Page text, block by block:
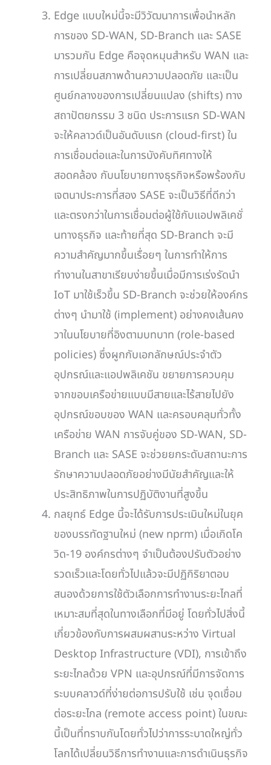
Edge แบบใหม่นี้จะมีวิวัฒนาการเพื่อนำหลัก
การของ SD-WAN, SD-Branch และ SASE
มารวมกัน Edge คือจุดหมุนสำหรับ WAN และ
การเปลี่ยนสภาพด้านความปลอดภัย และเป็น
ศูนย์กลางของการเปลี่ยนแปลง (shifts) ทาง
สถาปัตยกรรม 3 ชนิด ประการแรก SD-WAN
จะให้คลาวด์เป็นอันดับแรก (cloud-first) ใน
การเชื่อมต่อและในการบังคับทิศทางให้
สอดคล้อง กับนโยบายทางธุรกิจหรือพร้องกับ
เจตนาประการที่สอง SASE จะเป็นวิธีที่ดีกว่า
และตรงกว่าในการเชื่อมต่อผู้ใช้กับแอปพลิเคชั่
นทางธุรกิจ และท้ายที่สุด SD-Branch จะมี
ความสำคัญมากขึ้นเรื่อยๆ ในการทำให้การ
ทำงานในสาขาเรียบง่ายขึ้นเมื่อมีการเร่งรัดนำ
IoT มาใช้เร็วขึ้น SD-Branch จะช่วยให้องค์กร
ต่างๆ นำมาใช้ (implement) อย่างคงเส้นคง
วาในนโยบายที่อิงตามบทบาท (role-based
policies) ซึ่งผูกกับเอกลักษณ์ประจำตัว
อุปกรณ์และแอปพลิเคชัน ขยายการควบคุม
จากขอบเครือข่ายแบบมีสายและไร้สายไปยัง
อุปกรณ์ขอบของ WAN และครอบคลุมทั่วทั้ง
เครือข่าย WAN การจับคู่ของ SD-WAN, SD-
Branch และ SASE จะช่วยยกระดับสถานะการ
รักษาความปลอดภัยอย่างมีนัยสำคัญและให้
ประสิทธิภาพในการปฏิบัติงานที่สูงขึ้น
กลยุทธ์ Edge นี้จะได้รับการประเมินใหม่ในยุค
ของบรรทัดฐานใหม่ (new nprm) เมื่อเกิดโค
วิด-19 องค์กรต่างๆ จำเป็นต้องปรับตัวอย่าง
รวดเร็วและโดยทั่วไปแล้วจะมีปฏิกิริยาตอบ
สนองด้วยการใช้ตัวเลือกการทำงานระยะไกลที่
เหมาะสมที่สุดในทางเลือกที่มีอยู่ โดยทั่วไปสิ่งนี้
เกี่ยวข้องกับการผสมผสานระหว่าง Virtual
Desktop Infrastructure (VDI), การเข้าถึง
ระยะไกลด้วย VPN และอุปกรณ์ที่มีการจัดการ
ระบบคลาวด์ที่ง่ายต่อการปรับใช้ เช่น จุดเชื่อม
ต่อระยะไกล (remote access point) ในขณะ
นี้เป็นที่ทราบกันโดยทั่วไปว่าการระบาดใหญ่ทั่ว
โลกได้เปลี่ยนวิธีการทำงานและการดำเนินธุรกิจ